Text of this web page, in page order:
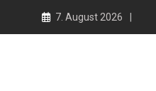
7. August 2026